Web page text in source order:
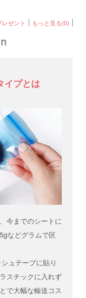
ゼント もっと見る(0)
イプとは
今までのシートに
などグラムで区
ュテープに貼り
スチックに入れず
で大幅な輸送コス